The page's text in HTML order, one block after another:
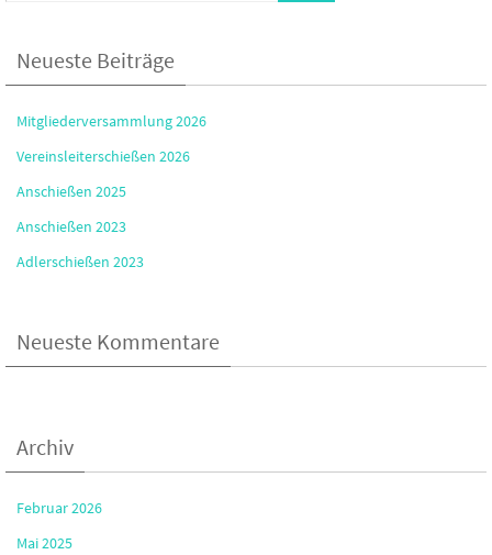
Neueste Beiträge
Mitgliederversammlung 2026
Vereinsleiterschießen 2026
Anschießen 2025
Anschießen 2023
Adlerschießen 2023
Neueste Kommentare
Archiv
Februar 2026
Mai 2025